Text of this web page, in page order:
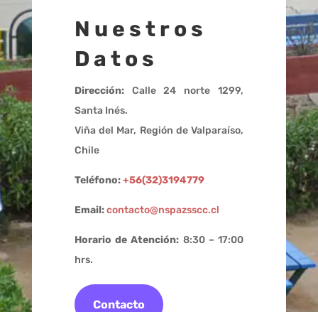
Nuestros
Datos
Dirección:Calle 24 norte 1299,
Santa Inés.
Viña del Mar, Región de Valparaíso,
Chile
Teléfono:+56(32)3194779
Email:contacto@nspazsscc.cl
Horario de Atención: 8:30 – 17:00
hrs.
Contacto